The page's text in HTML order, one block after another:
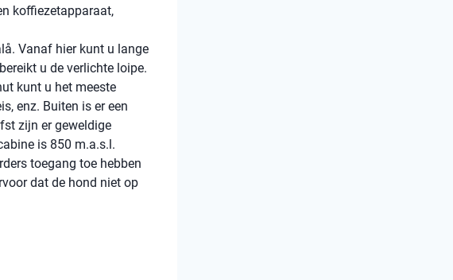
koffiezetapparaat,
Vanaf hier kunt u lange
u de verlichte loipe.
kunt u het meeste
enz. Buiten is er een
zijn er geweldige
is 850 m.a.s.l.
toegang toe hebben
dat de hond niet op